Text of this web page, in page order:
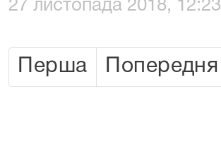
27 листопада 2018, 12:23
Перша Попередня